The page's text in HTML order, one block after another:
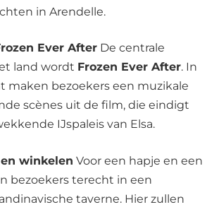
in Arendelle.
Ever After De centrale
land wordt Frozen Ever After. In
maken bezoekers een muzikale
scènes uit de film, die eindigt
IJspaleis van Elsa.
winkelen Voor een hapje en een
bezoekers terecht in een
taverne. Hier zullen